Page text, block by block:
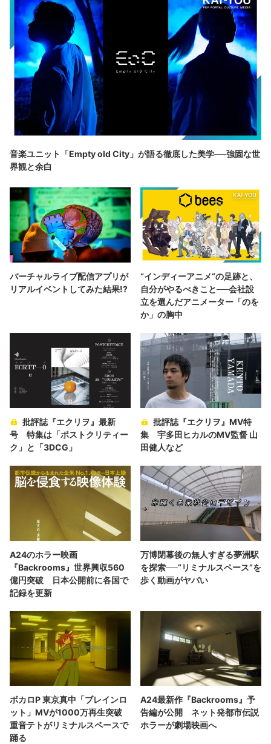
音楽ユニット「Empty old City」が語る徹底した美学──強固な世
界観と余白
バーチャルライブ配信アプリが
リアルイベントしてみた結果!?
“インディーアニメ“の足跡と、
自分がやるべきこと──会社設
立を選んだアニメーター「のを
か」の胸中
批評誌『エクリヲ』最新
号 特集は「ポストクリティー
ク」と「3DCG」
批評誌『エクリヲ』MV特
集 宇多田ヒカルのMV監督 山
田健人など
A24のホラー映画
『Backrooms』世界興収560
億円突破 日本公開前に各国で
記録を更新
万博閉幕後の無人すぎる夢洲駅
を探索──“リミナルスペース”を
歩く動画がヤバい
ボカロP 東京真中「ブレインロ
ット」MVが1000万再生突破
重音テトがリミナルスペースで
踊る
A24最新作『Backrooms』予
告編が公開 ネット発都市伝説
ホラーが劇場映画へ